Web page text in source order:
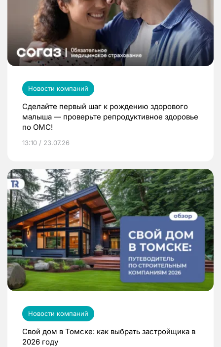
Новости компаний
Сделайте первый шаг к рождению здорового
малыша — проверьте репродуктивное здоровье
по ОМС!
13:10 / 23.07.26
Новости компаний
Свой дом в Томске: как выбрать застройщика в
2026 году